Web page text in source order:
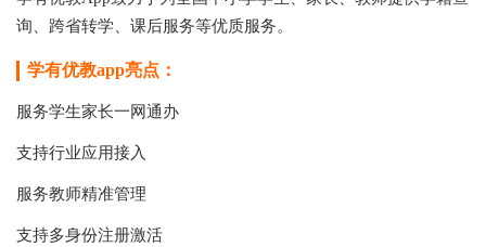
询、跨省转学、课后服务等优质服务。
学有优教app亮点：
服务学生家长一网通办
支持行业应用接入
服务教师精准管理
支持多身份注册激活